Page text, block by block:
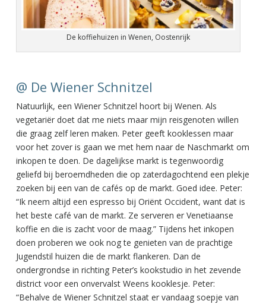
De koffiehuizen in Wenen, Oostenrijk
@ De Wiener Schnitzel
Natuurlijk, een Wiener Schnitzel hoort bij Wenen. Als
vegetariër doet dat me niets maar mijn reisgenoten willen
die graag zelf leren maken. Peter geeft kooklessen maar
voor het zover is gaan we met hem naar de Naschmarkt om
inkopen te doen. De dagelijkse markt is tegenwoordig
geliefd bij beroemdheden die op zaterdagochtend een plekje
zoeken bij een van de cafés op de markt. Goed idee. Peter:
“Ik neem altijd een espresso bij Oriënt Occident, want dat is
het beste café van de markt. Ze serveren er Venetiaanse
koffie en die is zacht voor de maag.” Tijdens het inkopen
doen proberen we ook nog te genieten van de prachtige
Jugendstil huizen die de markt flankeren. Dan de
ondergrondse in richting Peter’s kookstudio in het zevende
district voor een onvervalst Weens kooklesje. Peter:
“Behalve de Wiener Schnitzel staat er vandaag soepje van